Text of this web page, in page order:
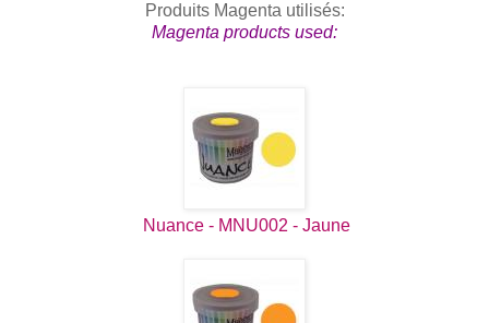
Produits Magenta utilisés:
Magenta products used:
Nuance - MNU002 - Jaune